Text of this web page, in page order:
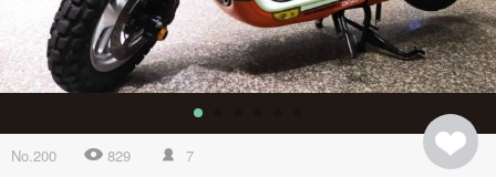
No.200 829 7